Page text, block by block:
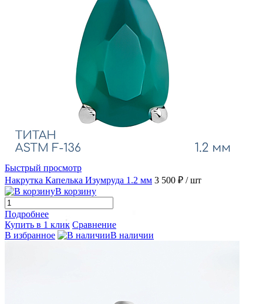
Быстрый просмотр
Накрутка Капелька Изумруда 1.2 мм 3 500 ₽ / шт
В корзину
Подробнее
Купить в 1 клик Сравнение
В избранное
В наличии